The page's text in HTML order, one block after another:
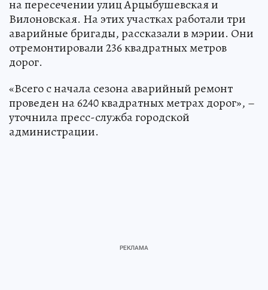
на пересечении улиц Арцыбушевская и
Вилоновская. На этих участках работали три
аварийные бригады, рассказали в мэрии. Они
отремонтировали 236 квадратных метров
дорог.
«Всего с начала сезона аварийный ремонт
проведен на 6240 квадратных метрах дорог», –
уточнила пресс-служба городской
администрации.